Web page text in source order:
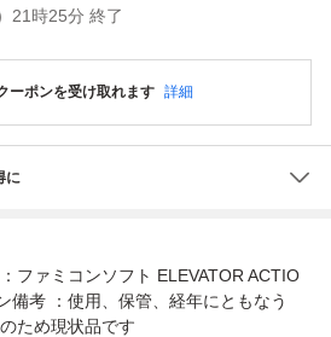
21時25分 終了
ーポンを受け取れます 詳細
に
ファミコンソフト ELEVATOR ACTIO
備考 ：使用、保管、経年にともなう
ため現状品です